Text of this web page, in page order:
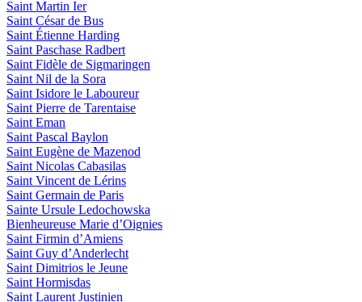
Saint Martin Ier
Saint César de Bus
Saint Étienne Harding
Saint Paschase Radbert
Saint Fidèle de Sigmaringen
Saint Nil de la Sora
Saint Isidore le Laboureur
Saint Pierre de Tarentaise
Saint Eman
Saint Pascal Baylon
Saint Eugène de Mazenod
Saint Nicolas Cabasilas
Saint Vincent de Lérins
Saint Germain de Paris
Sainte Ursule Ledochowska
Bienheureuse Marie d’Oignies
Saint Firmin d’Amiens
Saint Guy d’Anderlecht
Saint Dimitrios le Jeune
Saint Hormisdas
Saint Laurent Justinien